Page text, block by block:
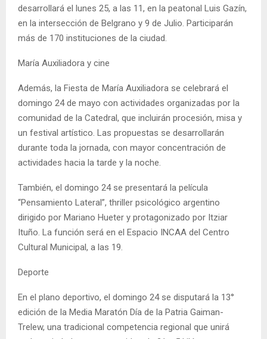
desarrollará el lunes 25, a las 11, en la peatonal Luis Gazín,
en la intersección de Belgrano y 9 de Julio. Participarán
más de 170 instituciones de la ciudad.
María Auxiliadora y cine
Además, la Fiesta de María Auxiliadora se celebrará el
domingo 24 de mayo con actividades organizadas por la
comunidad de la Catedral, que incluirán procesión, misa y
un festival artístico. Las propuestas se desarrollarán
durante toda la jornada, con mayor concentración de
actividades hacia la tarde y la noche.
También, el domingo 24 se presentará la película
“Pensamiento Lateral”, thriller psicológico argentino
dirigido por Mariano Hueter y protagonizado por Itziar
Ituño. La función será en el Espacio INCAA del Centro
Cultural Municipal, a las 19.
Deporte
En el plano deportivo, el domingo 24 se disputará la 13°
edición de la Media Maratón Día de la Patria Gaiman-
Trelew, una tradicional competencia regional que unirá